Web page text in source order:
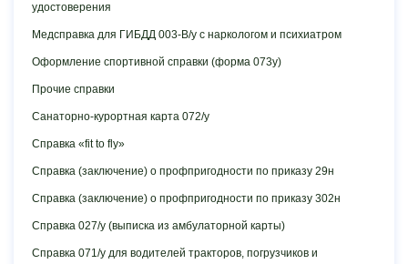
удостоверения
Медсправка для ГИБДД 003-В/у с наркологом и психиатром
Оформление спортивной справки (форма 073у)
Прочие справки
Санаторно-курортная карта 072/у
Справка «fit to fly»
Справка (заключение) о профпригодности по приказу 29н
Справка (заключение) о профпригодности по приказу 302н
Справка 027/у (выписка из амбулаторной карты)
Справка 071/у для водителей тракторов, погрузчиков и